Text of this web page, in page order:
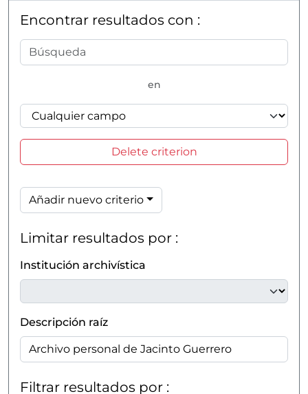
Encontrar resultados con :
en
Delete criterion
Añadir nuevo criterio
Limitar resultados por :
Institución archivística
Descripción raíz
Filtrar resultados por :